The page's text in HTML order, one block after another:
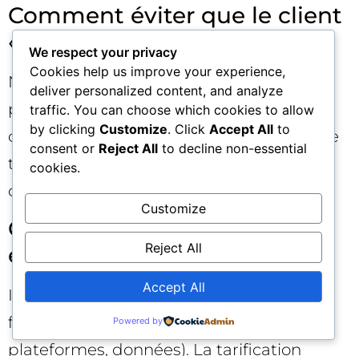
Comment éviter que le client
« contrôle votre chrono » ?
Ne vendez pas du temps. Vendez un
parcours vers un résultat avec jalons,
critères d’acceptation, et gouvernance. Le
temps devient une variable interne
d’exécution.
Que faire si les hypothèses
externes changent ?
Incluez des clauses de révision liées aux
facteurs hors contrôle (marché,
plateformes, données). La tarification
We respect your privacy
Cookies help us improve your experience,
deliver personalized content, and analyze
traffic. You can choose which cookies to allow
by clicking Customize. Click Accept All to
consent or Reject All to decline non-essential
cookies.
Customize
Reject All
Accept All
Powered by